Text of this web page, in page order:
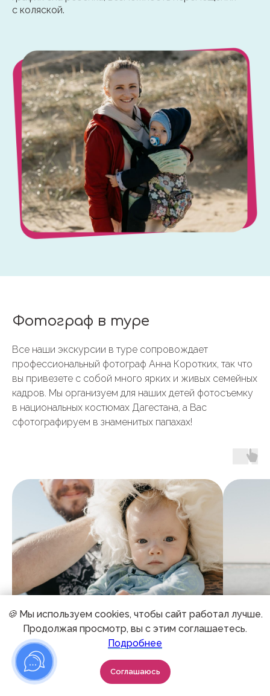
🍪 Мы используем cookies, чтобы сайт работал лучше.
Продолжая просмотр, вы с этим соглашаетесь.
Подробнее
Соглашаюсь
с коляской.
Фотограф в туре
Все наши экскурсии в туре сопровождает
профессиональный фотограф Анна Коротких, так что
вы привезете с собой много ярких и живых семейных
кадров. Мы организуем для наших детей фотосъемку
в национальных костюмах Дагестана, а Вас
сфотографируем в знаменитых папахах!